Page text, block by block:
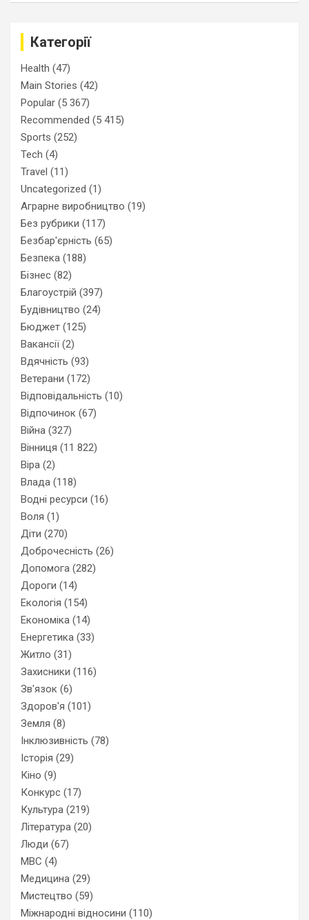
Категорії
Health (47)
Main Stories (42)
Popular (5 367)
Recommended (5 415)
Sports (252)
Tech (4)
Travel (11)
Uncategorized (1)
Аграрне виробництво (19)
Без рубрики (117)
Безбар'єрність (65)
Безпека (188)
Бізнес (82)
Благоустрій (397)
Будівництво (24)
Бюджет (125)
Вакансії (2)
Вдячність (93)
Ветерани (172)
Відповідальність (10)
Відпочинок (67)
Війна (327)
Вінниця (11 822)
Віра (2)
Влада (118)
Водні ресурси (16)
Воля (1)
Діти (270)
Доброчесність (26)
Допомога (282)
Дороги (14)
Екологія (154)
Економіка (14)
Енергетика (33)
Житло (31)
Захисники (116)
Зв'язок (6)
Здоров'я (101)
Земля (8)
Інклюзивність (78)
Історія (29)
Кіно (9)
Конкурс (17)
Культура (219)
Література (20)
Люди (67)
МВС (4)
Медицина (29)
Мистецтво (59)
Міжнародні відносини (110)